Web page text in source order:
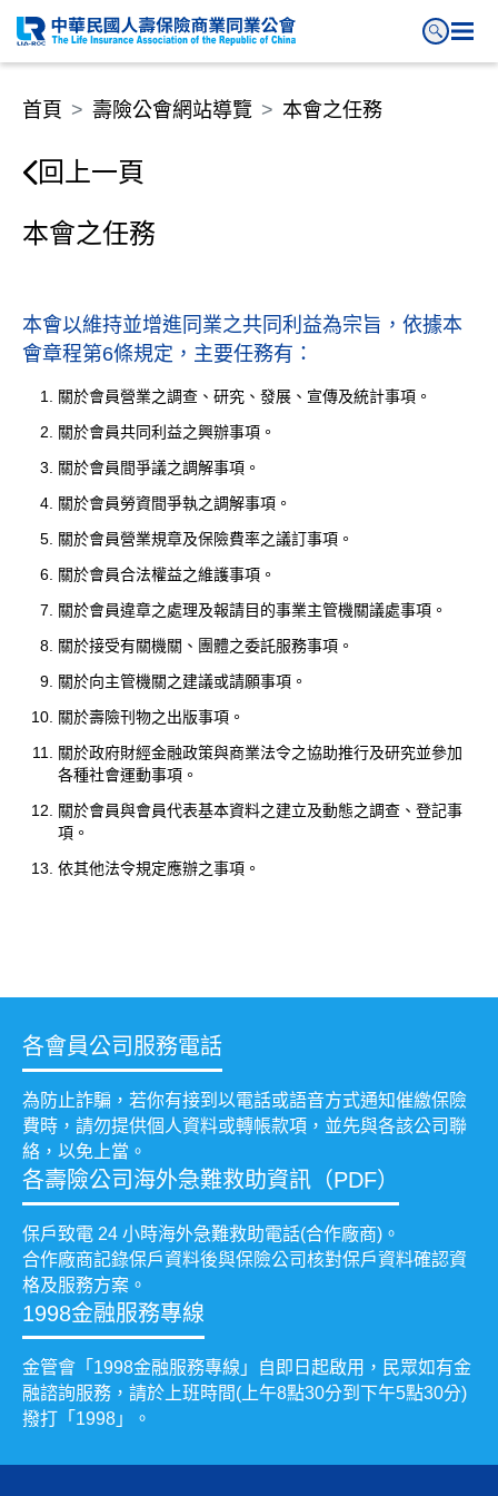
本會之任務
首頁 壽險公會網站導覽 本會之任務
回上一頁
本會之任務
本會以維持並增進同業之共同利益為宗旨，依據本
會章程第6條規定，主要任務有：
關於會員營業之調查、研究、發展、宣傳及統計事項。
關於會員共同利益之興辦事項。
關於會員間爭議之調解事項。
關於會員勞資間爭執之調解事項。
關於會員營業規章及保險費率之議訂事項。
關於會員合法權益之維護事項。
關於會員違章之處理及報請目的事業主管機關議處事項。
關於接受有關機關、團體之委託服務事項。
關於向主管機關之建議或請願事項。
關於壽險刊物之出版事項。
關於政府財經金融政策與商業法令之協助推行及研究並參加
各種社會運動事項。
關於會員與會員代表基本資料之建立及動態之調查、登記事
項。
依其他法令規定應辦之事項。
各會員公司服務電話
為防止詐騙，若你有接到以電話或語音方式通知催繳保險
費時，請勿提供個人資料或轉帳款項，並先與各該公司聯
絡，以免上當。
各壽險公司海外急難救助資訊（PDF）
保戶致電 24 小時海外急難救助電話(合作廠商)。
合作廠商記錄保戶資料後與保險公司核對保戶資料確認資
格及服務方案。
1998金融服務專線
金管會「1998金融服務專線」自即日起啟用，民眾如有金
融諮詢服務，請於上班時間(上午8點30分到下午5點30分)
撥打「1998」。